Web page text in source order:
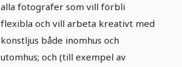
alla fotografer som vill förbli
flexibla och vill arbeta kreativt med
konstljus både inomhus och
utomhus; och (till exempel av